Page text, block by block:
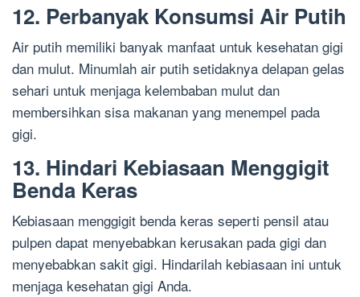
12. Perbanyak Konsumsi Air Putih
Air putih memiliki banyak manfaat untuk kesehatan gigi
dan mulut. Minumlah air putih setidaknya delapan gelas
sehari untuk menjaga kelembaban mulut dan
membersihkan sisa makanan yang menempel pada
gigi.
13. Hindari Kebiasaan Menggigit
Benda Keras
Kebiasaan menggigit benda keras seperti pensil atau
pulpen dapat menyebabkan kerusakan pada gigi dan
menyebabkan sakit gigi. Hindarilah kebiasaan ini untuk
menjaga kesehatan gigi Anda.